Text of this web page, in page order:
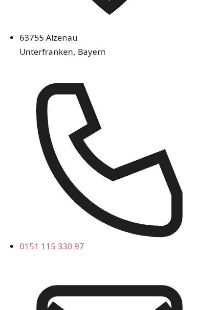
63755 Alzenau
Unterfranken, Bayern
0151 115 330 97